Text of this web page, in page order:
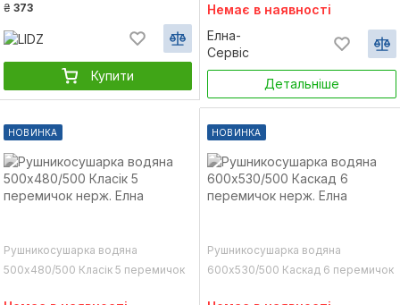
₴ 373
Купити
Немає в наявності
Елна-
Сервіс
Детальніше
НОВИНКА
Рушникосушарка водяна
500х480/500 Класік 5 перемичок
НОВИНКА
Рушникосушарка водяна
600х530/500 Каскад 6 перемичок